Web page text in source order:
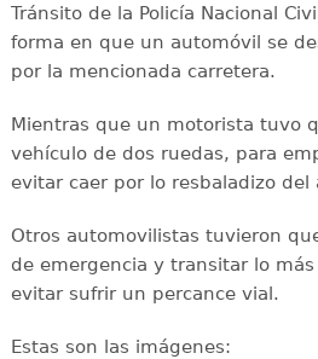
Tránsito de la Policía Nacional
forma en que un automóvil se
por la mencionada carretera.
Mientras que un motorista tuvo
vehículo de dos ruedas, para
evitar caer por lo resbaladizo del
Otros automovilistas tuvieron
de emergencia y transitar lo
evitar sufrir un percance vial.
Estas son las imágenes: